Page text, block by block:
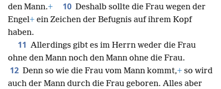
den Mann.+ 10 Deshalb sollte die Frau wegen der
Engel+ ein Zeichen der Befugnis auf ihrem Kopf
haben.
11 Allerdings gibt es im Herrn weder die Frau
ohne den Mann noch den Mann ohne die Frau.
12 Denn so wie die Frau vom Mann kommt,+ so wird
auch der Mann durch die Frau geboren. Alles aber